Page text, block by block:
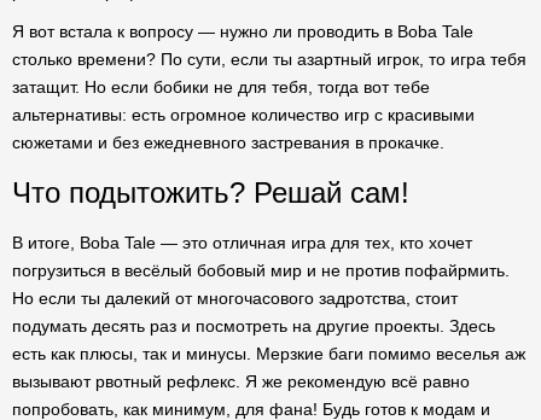
Я вот встала к вопросу — нужно ли проводить в Boba Tale
столько времени? По сути, если ты азартный игрок, то игра тебя
затащит. Но если бобики не для тебя, тогда вот тебе
альтернативы: есть огромное количество игр с красивыми
сюжетами и без ежедневного застревания в прокачке.
Что подытожить? Решай сам!
В итоге, Boba Tale — это отличная игра для тех, кто хочет
погрузиться в весёлый бобовый мир и не против пофайрмить.
Но если ты далекий от многочасового задротства, стоит
подумать десять раз и посмотреть на другие проекты. Здесь
есть как плюсы, так и минусы. Мерзкие баги помимо веселья аж
вызывают рвотный рефлекс. Я же рекомендую всё равно
попробовать, как минимум, для фана! Будь готов к модам и